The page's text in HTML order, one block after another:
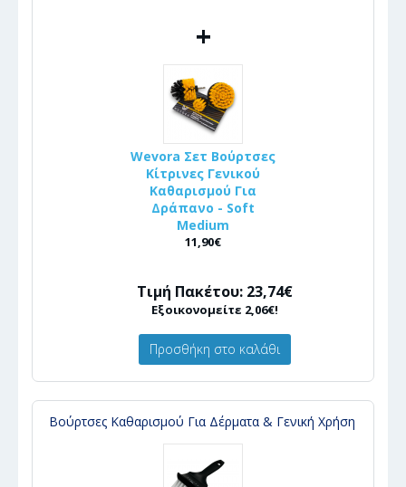
+
Wevora Σετ Βούρτσες
Κίτρινες Γενικού
Καθαρισμού Για
Δράπανο - Soft
Medium
11,90€
Τιμή Πακέτου: 23,74€
Εξοικονομείτε 2,06€!
Προσθήκη στο καλάθι
Βούρτσες Καθαρισμού Για Δέρματα & Γενική Χρήση